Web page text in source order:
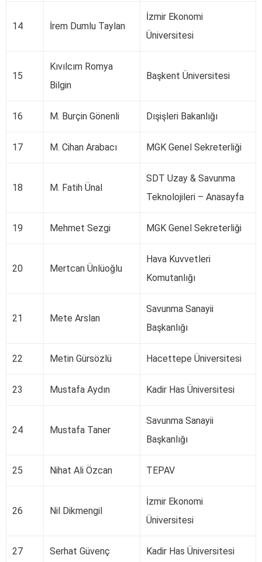
14 İrem Dumlu Taylan
İzmir Ekonomi
Üniversitesi
15
Kıvılcım Romya
Bilgin
Başkent Üniversitesi
16 M. Burçin Gönenli Dışişleri Bakanlığı
17 M. Cihan Arabacı MGK Genel Sekreterliği
18 M. Fatih Ünal
SDT Uzay & Savunma
Teknolojileri – Anasayfa
19 Mehmet Sezgi MGK Genel Sekreterliği
20 Mertcan Ünlüoğlu
Hava Kuvvetleri
Komutanlığı
21 Mete Arslan
Savunma Sanayii
Başkanlığı
22 Metin Gürsözlü Hacettepe Üniversitesi
23 Mustafa Aydın Kadir Has Üniversitesi
24 Mustafa Taner
Savunma Sanayii
Başkanlığı
25 Nihat Ali Özcan TEPAV
26 Nil Dikmengil
İzmir Ekonomi
Üniversitesi
27 Serhat Güvenç Kadir Has Üniversitesi